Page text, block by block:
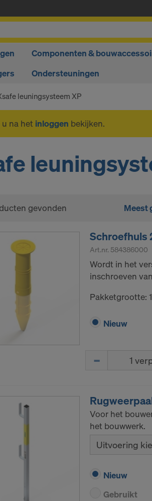
Componenten &
Ondersteuningen
leuningsysteem XP
na het inloggen bekijken.
gevonden Meest
Schroefhuls
Art.nr. 584386000
Wordt in het
inschroeven
Pakketgrootte:
Nieuw
Voor het
het bouwwerk.
Uitvoering
Nieuw
Gebruikt